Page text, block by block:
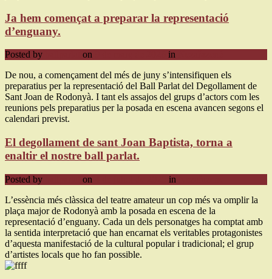
Ja hem començat a preparar la representació
d’enguany.
Posted by on in
De nou, a començament del més de juny s’intensifiquen els
preparatius per la representació del Ball Parlat del Degollament de
Sant Joan de Rodonyà. I tant els assajos del grups d’actors com les
reunions pels preparatius per la posada en escena avancen segons el
calendari previst.
El degollament de sant Joan Baptista, torna a
enaltir el nostre ball parlat.
Posted by on in
L’essència més clàssica del teatre amateur un cop més va omplir la
plaça major de Rodonyà amb la posada en escena de la
representació d’enguany. Cada un dels personatges ha comptat amb
la sentida interpretació que han encarnat els veritables protagonistes
d’aquesta manifestació de la cultural popular i tradicional; el grup
d’artistes locals que ho fan possible.